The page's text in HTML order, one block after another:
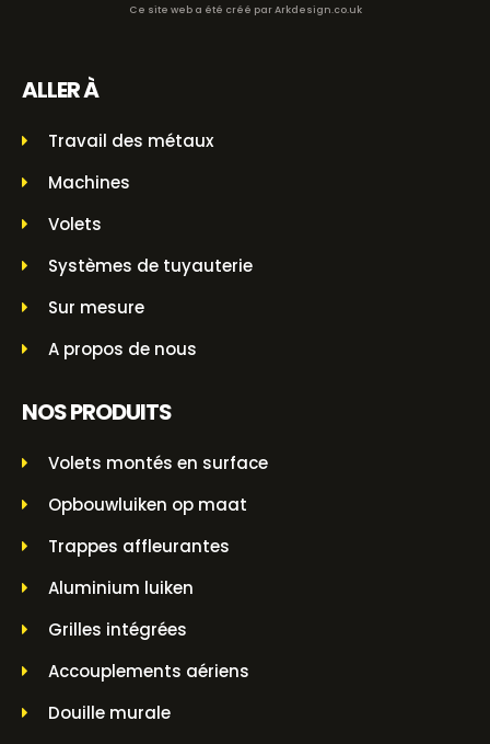
Ce site web a été créé parArkdesign.co.uk
ALLER À
Travail des métaux
Machines
Volets
Systèmes de tuyauterie
Sur mesure
A propos de nous
NOS PRODUITS
Volets montés en surface
Opbouwluiken op maat
Trappes affleurantes
Aluminium luiken
Grilles intégrées
Accouplements aériens
Douille murale